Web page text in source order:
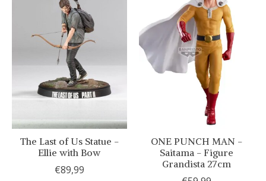
The Last of Us Statue -
Ellie with Bow
€89,99
ONE PUNCH MAN -
Saitama - Figure
Grandista 27cm